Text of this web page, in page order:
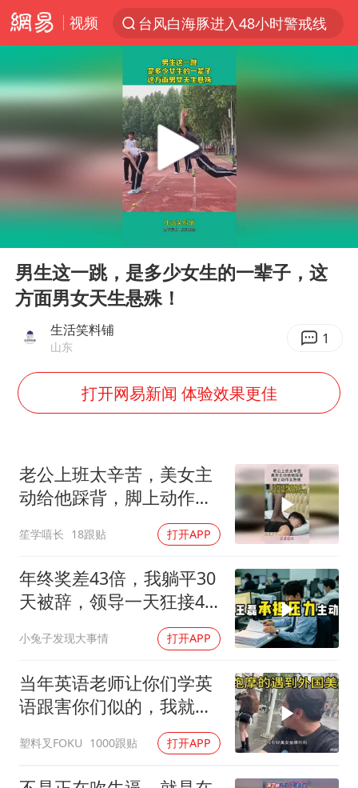
视频
台风白海豚进入48小时警戒线
佛得角门将亮相智利俱乐部主场
宇树科技发行价格150.80元/股
看守所辅警收受10万获刑1年
宇树科技王兴兴身家有望超200亿元
五粮液渠道价一箱上涨近百元
CIA被曝已秘密设立古巴工作组
U17国足1分钟轰2球
泰国一女公务员妆容引争议 本人回应
“深圳地面沉降致车辆损坏”不实
感觉全东北都在等7号
多地要求领导干部带头休假
80后女柜员逆袭成4200亿银行副行长
奋进开新局 实干挑大梁
Play
00:00 00:12
男生这一跳，是多少女生的一辈子，这
方面男女天生悬殊！
生活笑料铺
山东 1
打开网易新闻 体验效果更佳
老公上班太辛苦，美女主
动给他踩背，脚上动作太
笙学嘻长 18跟贴 打开APP
年终奖差43倍，我躺平30
天被辞，领导一天狂接47
小兔子发现大事情 打开APP
当年英语老师让你们学英
语跟害你们似的，我就是
塑料叉FOKU 1000跟贴 打开APP